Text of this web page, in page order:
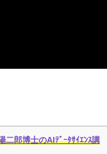
郎博士のAIﾃﾞｰﾀｻｲｴﾝｽ講